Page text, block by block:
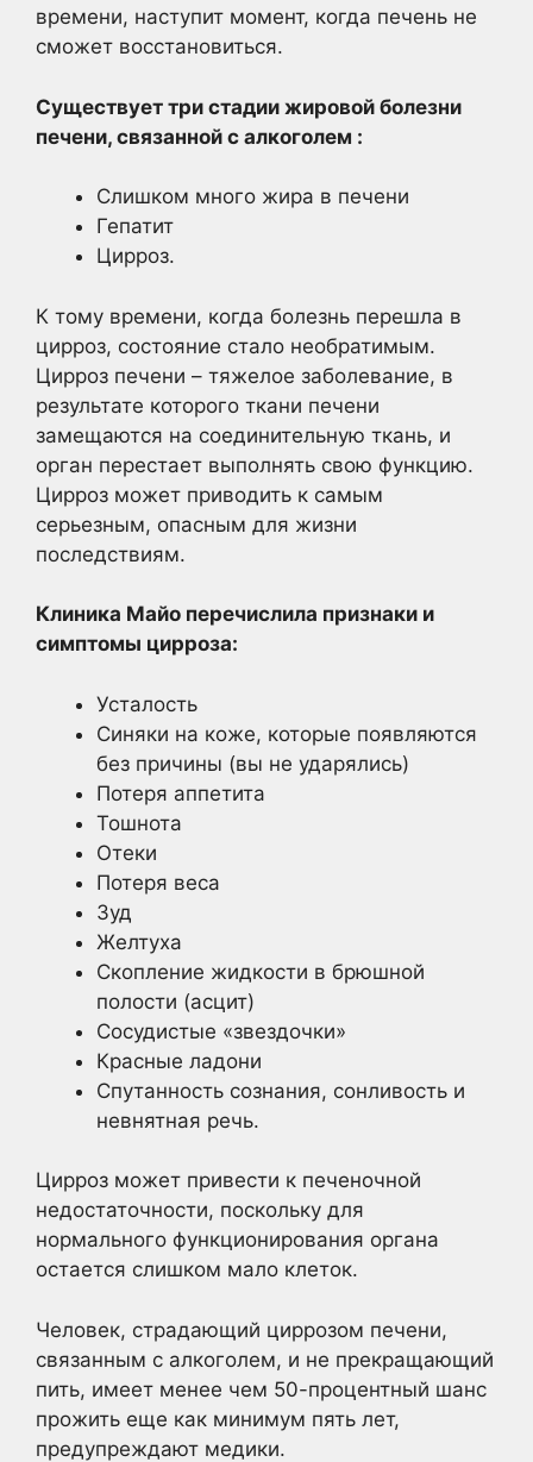
времени, наступит момент, когда печень не
сможет восстановиться.
Существует три стадии жировой болезни
печени, связанной с алкоголем :
Слишком много жира в печени
Гепатит
Цирроз.
К тому времени, когда болезнь перешла в
цирроз, состояние стало необратимым.
Цирроз печени – тяжелое заболевание, в
результате которого ткани печени
замещаются на соединительную ткань, и
орган перестает выполнять свою функцию.
Цирроз может приводить к самым
серьезным, опасным для жизни
последствиям.
Клиника Майо перечислила признаки и
симптомы цирроза:
Усталость
Синяки на коже, которые появляются
без причины (вы не ударялись)
Потеря аппетита
Тошнота
Отеки
Потеря веса
Зуд
Желтуха
Скопление жидкости в брюшной
полости (асцит)
Сосудистые «звездочки»
Красные ладони
Спутанность сознания, сонливость и
невнятная речь.
Цирроз может привести к печеночной
недостаточности, поскольку для
нормального функционирования органа
остается слишком мало клеток.
Человек, страдающий циррозом печени,
связанным с алкоголем, и не прекращающий
пить, имеет менее чем 50-процентный шанс
прожить еще как минимум пять лет,
предупреждают медики.